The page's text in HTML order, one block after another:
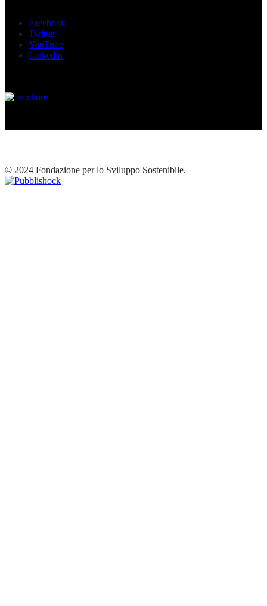
Facebook
Twitter
YouTube
Linkedin
© 2024 Fondazione per lo Sviluppo Sostenibile.